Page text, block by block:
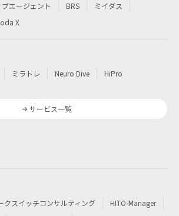
エージェント BRS
ミイダス
X
ミラトレ Neuro Dive HiPro
サービス一覧
クスイッチコンサルティング
HITO-Manager